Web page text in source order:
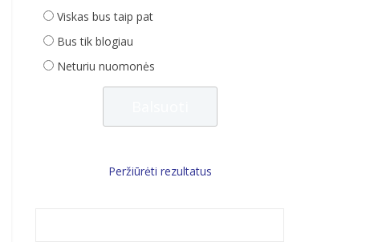
Viskas bus taip pat
Bus tik blogiau
Neturiu nuomonės
Peržiūrėti rezultatus